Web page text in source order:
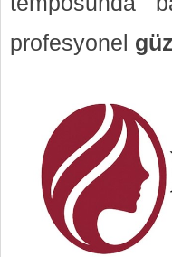
profesyonel